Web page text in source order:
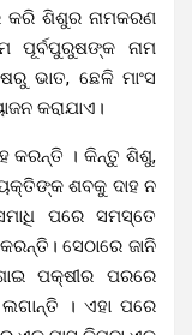
କରି ଶିଶୁର ନାମକରଣ
ପୂର୍ବପୁରୁଷଙ୍କ ନାମ
ଭାତ, ଛେଳି ମାଂସ
କରାଯାଏ।
କରନ୍ତି । କିନ୍ତୁ ଶିଶୁ,
ଶବକୁ ଦାହ ନ
ପରେ ସମସ୍ତେ
ସେଠାରେ ଜାନି
ପକ୍ଷୀର ପରରେ
। ଏହା ପରେ